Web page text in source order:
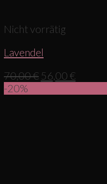
Nicht vorrätig
Lavendel
70,00€ 56,00€
-20%